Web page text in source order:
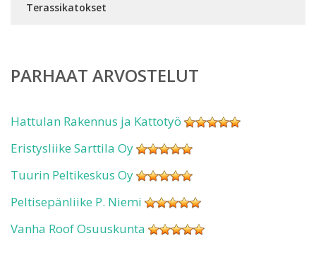
Terassikatokset
PARHAAT ARVOSTELUT
Hattulan Rakennus ja Kattotyö
Eristysliike Sarttila Oy
Tuurin Peltikeskus Oy
Peltisepänliike P. Niemi
Vanha Roof Osuuskunta